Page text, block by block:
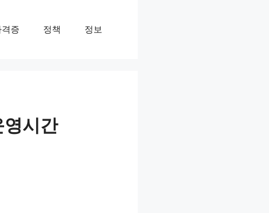
격증 정책 정보
영시간